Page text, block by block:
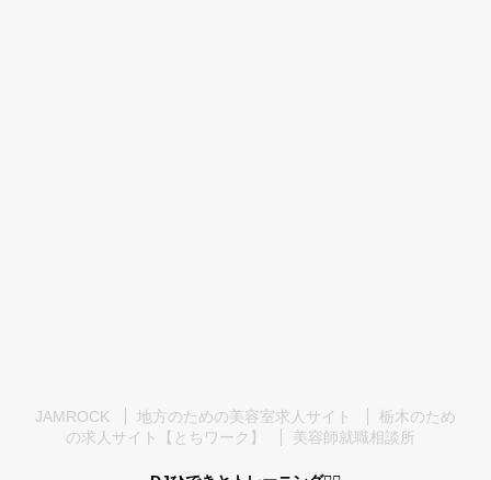
JAMROCK 地方のための美容室求人サイト
栃木のため
の求人サイト【とちワーク】
美容師就職相談所